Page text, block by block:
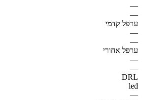
—
—
ערפל קדמי
—
—
ערפל אחורי
—
—
DRL
led
—